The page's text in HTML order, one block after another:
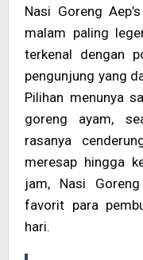
Nasi Goreng
malam paling
terkenal dengan
pengunjung yang
Pilihan menunya
goreng ayam,
rasanya
meresap hingga
jam, Nasi
favorit para
hari.